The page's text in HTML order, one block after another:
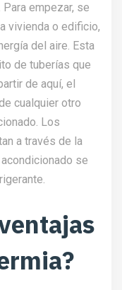
empezar, se
vivienda o edificio,
del aire. Esta
de tuberías que
de aquí, el
cualquier otro
Los
a través de la
se